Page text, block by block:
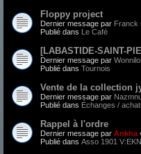
Floppy project
Dernier message par Franck
Publié dans Le Café
[LABASTIDE-SAINT-
Dernier message par
Publié dans Tournois
Vente de la collection
Dernier message par
Publié dans Échanges /
Rappel à l'ordre
Dernier message par Ankha
Publié dans Asso 1901